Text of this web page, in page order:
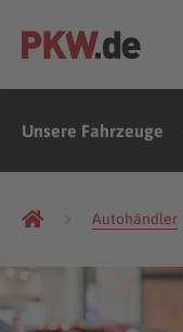
Unsere Fahrzeuge
Autohändler